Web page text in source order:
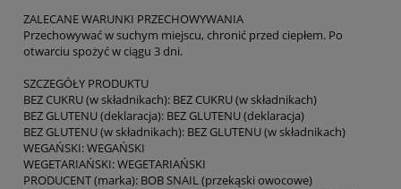
ZALECANE WARUNKI PRZECHOWYWANIA
Przechowywać w suchym miejscu, chronić przed ciepłem. Po
otwarciu spożyć w ciągu 3 dni.
SZCZEGÓŁY PRODUKTU
BEZ CUKRU (w składnikach): BEZ CUKRU (w składnikach)
BEZ GLUTENU (deklaracja): BEZ GLUTENU (deklaracja)
BEZ GLUTENU (w składnikach): BEZ GLUTENU (w składnikach)
WEGAŃSKI: WEGAŃSKI
WEGETARIAŃSKI: WEGETARIAŃSKI
PRODUCENT (marka): BOB SNAIL (przekąski owocowe)